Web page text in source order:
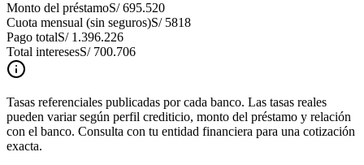
Monto del préstamoS/ 695.520
Cuota mensual (sin seguros)S/ 5818
Pago totalS/ 1.396.226
Total interesesS/ 700.706
Tasas referenciales publicadas por cada banco. Las tasas reales
pueden variar según perfil crediticio, monto del préstamo y relación
con el banco. Consulta con tu entidad financiera para una cotización
exacta.